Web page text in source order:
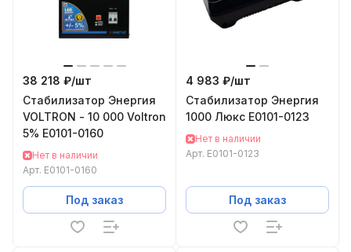
38 218 ₽/шт
Cтабилизатор Энергия
VOLTRON - 10 000 Voltron
5% Е0101-0160
Нет в наличии
Арт. Е0101-0160
Под заказ
4 983 ₽/шт
Cтабилизатор Энергия
1000 Люкс Е0101-0123
Нет в наличии
Арт. Е0101-0123
Под заказ